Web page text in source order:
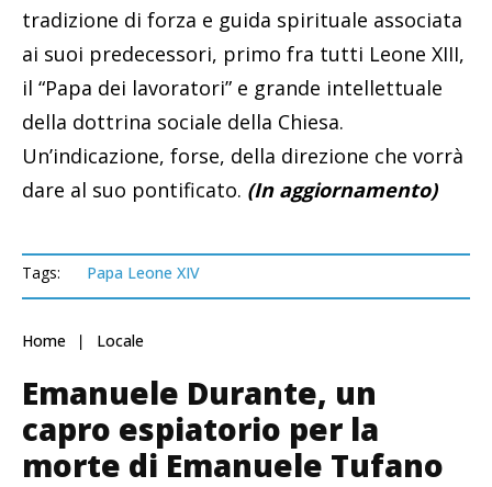
tradizione di forza e guida spirituale associata
ai suoi predecessori, primo fra tutti Leone XIII,
il “Papa dei lavoratori” e grande intellettuale
della dottrina sociale della Chiesa.
Un’indicazione, forse, della direzione che vorrà
dare al suo pontificato. (In aggiornamento)
Tags: Papa Leone XIV
Home Locale
Emanuele Durante, un
capro espiatorio per la
morte di Emanuele Tufano